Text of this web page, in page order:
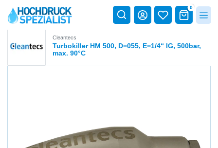
0
Cleantecs
Turbokiller HM 500, D=055, E=1/4“ IG, 500bar,
max. 90°C